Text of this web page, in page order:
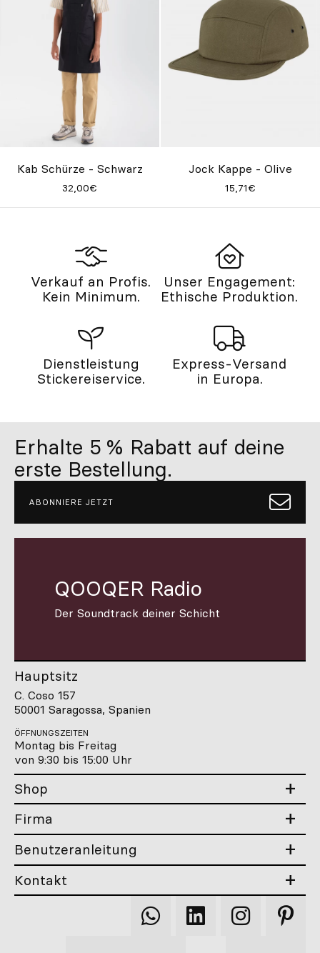
Kab Schürze - Schwarz
32,00€
Jock Kappe - Olive
15,71€
Verkauf an Profis.
Kein Minimum.
Unser Engagement:
Ethische Produktion.
Dienstleistung
Stickereiservice.
Express-Versand
in Europa.
Erhalte 5 % Rabatt auf deine
erste Bestellung.
ABONNIERE JETZT
QOOQER Radio
Der Soundtrack deiner Schicht
Hauptsitz
C. Coso 157
50001 Saragossa, Spanien
ÖFFNUNGSZEITEN
Montag bis Freitag
von 9:30 bis 15:00 Uhr
Shop
Firma
Benutzeranleitung
Kontakt
Qooqer
WhatsApp
Qooqer
Linkedin
Qooqer
Instagram
Qooqer